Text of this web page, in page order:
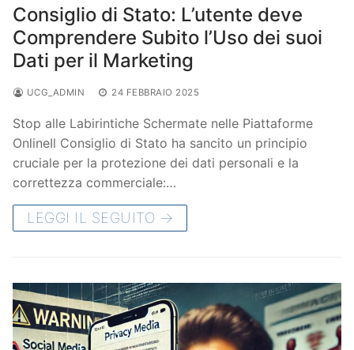
Consiglio di Stato: L’utente deve
Comprendere Subito l’Uso dei suoi
Dati per il Marketing
UCG_ADMIN 24 FEBBRAIO 2025
Stop alle Labirintiche Schermate nelle Piattaforme
OnlineIl Consiglio di Stato ha sancito un principio
cruciale per la protezione dei dati personali e la
correttezza commerciale:…
LEGGI IL SEGUITO →